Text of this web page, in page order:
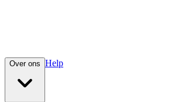
Over ons Help